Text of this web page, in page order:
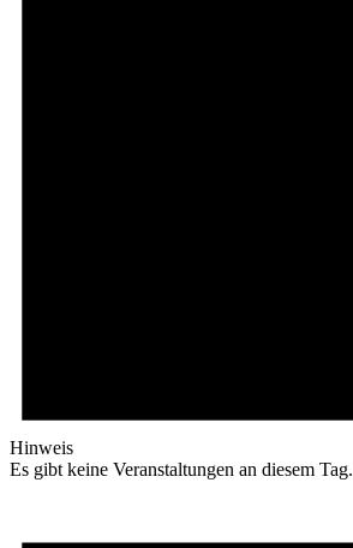
Hinweis
Es gibt keine Veranstaltungen an diesem Tag.